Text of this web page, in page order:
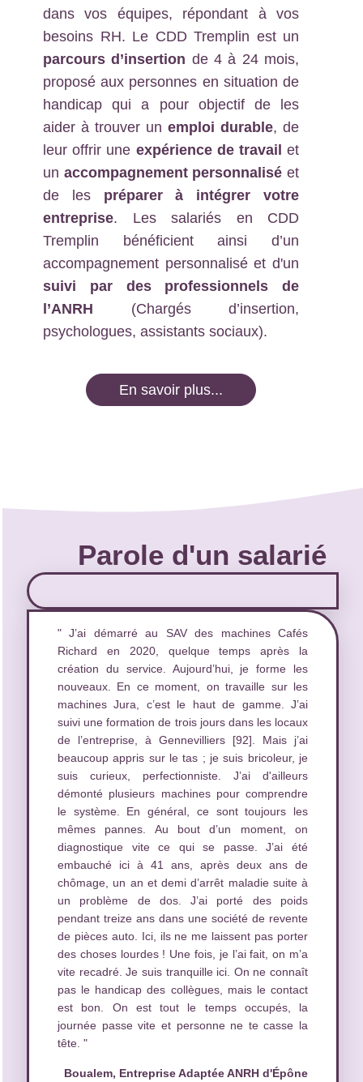
dans vos équipes, répondant à vos
besoins RH. Le CDD Tremplin est un
parcours d’insertion de 4 à 24 mois,
proposé aux personnes en situation de
handicap qui a pour objectif de les
aider à trouver un emploi durable, de
leur offrir une expérience de travail et
un accompagnement personnalisé et
de les préparer à intégrer votre
entreprise. Les salariés en CDD
Tremplin bénéficient ainsi d’un
accompagnement personnalisé et d'un
suivi par des professionnels de
l’ANRH (Chargés d’insertion,
psychologues, assistants sociaux).
En savoir plus...
Parole d'un salarié
" J’ai démarré au SAV des machines Cafés
Richard en 2020, quelque temps après la
création du service. Aujourd’hui, je forme les
nouveaux. En ce moment, on travaille sur les
machines Jura, c’est le haut de gamme. J’ai
suivi une formation de trois jours dans les locaux
de l’entreprise, à Gennevilliers [92]. Mais j’ai
beaucoup appris sur le tas ; je suis bricoleur, je
suis curieux, perfectionniste. J’ai d'ailleurs
démonté plusieurs machines pour comprendre
le système. En général, ce sont toujours les
mêmes pannes. Au bout d’un moment, on
diagnostique vite ce qui se passe. J’ai été
embauché ici à 41 ans, après deux ans de
chômage, un an et demi d’arrêt maladie suite à
un problème de dos. J’ai porté des poids
pendant treize ans dans une société de revente
de pièces auto. Ici, ils ne me laissent pas porter
des choses lourdes ! Une fois, je l’ai fait, on m’a
vite recadré. Je suis tranquille ici. On ne connaît
pas le handicap des collègues, mais le contact
est bon. On est tout le temps occupés, la
journée passe vite et personne ne te casse la
tête. "
Boualem, Entreprise Adaptée ANRH d'Épône